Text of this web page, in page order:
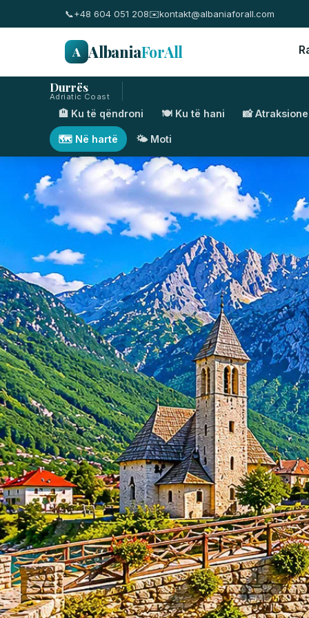
📞+48 604 051 208✉️kontakt@albaniaforall.com
A AlbaniaForAll
Durrës
Adriatic Coast
🏨 Ku të qëndroni 🍽️ Ku të hani 📸 Atraksione
🗺️ Në hartë 🌤️ Moti